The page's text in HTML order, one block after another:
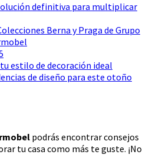
definitiva para multiplicar
Berna y Praga de Grupo
estilo de decoración ideal
de diseño para este otoño
podrás encontrar consejos
tu casa como más te guste. ¡No